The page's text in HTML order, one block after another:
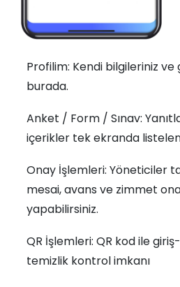
Profilim: Kendi bilgileriniz ve
burada.
Anket / Form / Sınav:
içerikler tek ekranda
Onay İşlemleri: Yöneticiler
mesai, avans ve zimmet
yapabilirsiniz.
QR İşlemleri: QR kod ile
temizlik kontrol imkanı